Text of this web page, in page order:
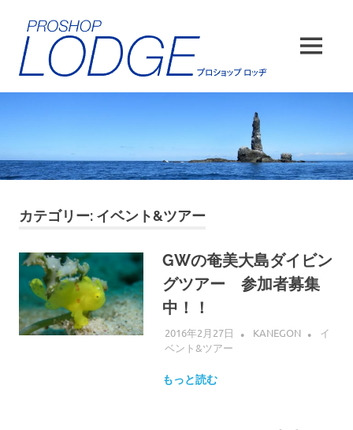
ッ
プ
MENU
カテゴリー: イベント&ツアー
GWの奄美大島ダイビン
グツアー 参加者募集
中！！
2016年2月27日 KANEGON
イ
ベント&ツアー
もっと読む